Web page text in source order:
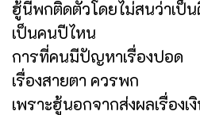
ฮู้นี้พกติดตัวโดยไม่สนว่าเป็น
เป็นคนปีไหน
การที่คนมีปัญหาเรื่องปอด
เรื่องสายตา ควรพก
เพราะฮู้นอกจากส่งผลเรื่องเ